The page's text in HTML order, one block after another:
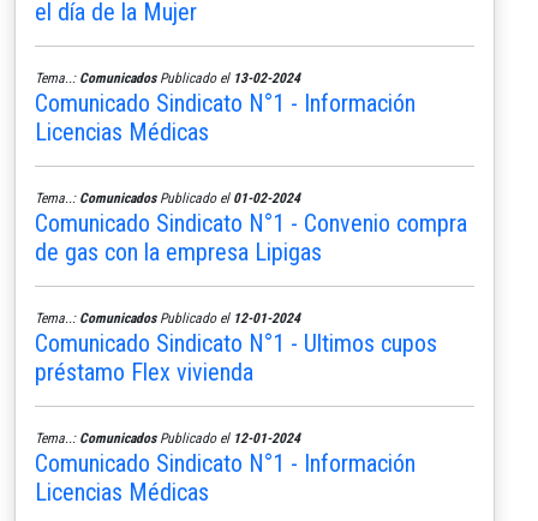
el día de la Mujer
Tema..: ComunicadosPublicado el 13-02-2024
Comunicado Sindicato N°1 - Información
Licencias Médicas
Tema..: ComunicadosPublicado el 01-02-2024
Comunicado Sindicato N°1 - Convenio compra
de gas con la empresa Lipigas
Tema..: ComunicadosPublicado el 12-01-2024
Comunicado Sindicato N°1 - Ultimos cupos
préstamo Flex vivienda
Tema..: ComunicadosPublicado el 12-01-2024
Comunicado Sindicato N°1 - Información
Licencias Médicas